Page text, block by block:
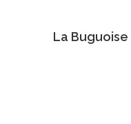
La Buguoise